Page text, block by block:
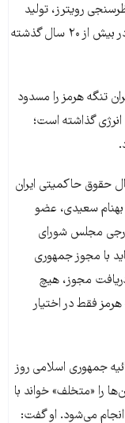
رویترز، تولید
نفت اوپک در ماه آوریل به پایین‌ترین سطح خود در بیش از ۲۰ سال گذشته
تنگه هرمز را مسدود
انرژی گذاشته است؛
حقوق حاکمیتی ایران
سعیدی، عضو
مجلس شورای
با مجوز جمهوری
مجوز، هیچ
فقط در اختیار
جمهوری اسلامی روز
را «متخلف» خواند با
انجام می‌شود. او گفت: